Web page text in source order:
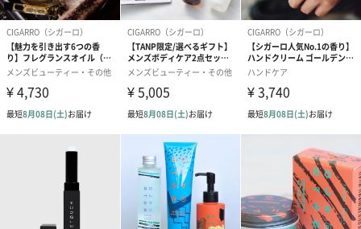
お洒落なスキンケアギフトをお探しの方におすすめ！
男性のためのパーソナルケアブランドCIGARRO（シガーロ）の
「トナー」は、乾燥しがちな肌にうるおいを与え、顔だけでなく
全身にお使いいただける化粧水です。「STRONG」と「MILD」2
タイプのからお選びいただけます。
ご自身用はもちろん、クラシックなデザインのお洒落なパッケー
ジで贈り物にもぴったり！人と被らない、こだわりギフトを選び